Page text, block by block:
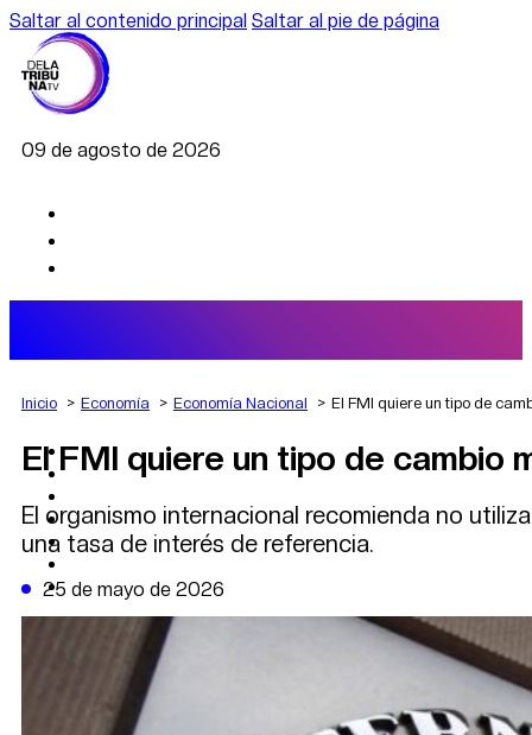
Saltar al contenido principal Saltar al pie de página
09 de agosto de 2026
AGRO
DEPORTES
POLÍTICA
CAMBIO CLIMÁTICO
DE LA TRIBUNA TV
Inicio Economía Economía Nacional El FMI quiere un tipo de
El FMI quiere un tipo de cambio
El organismo internacional recomienda no
una tasa de interés de referencia.
25 de mayo de 2026